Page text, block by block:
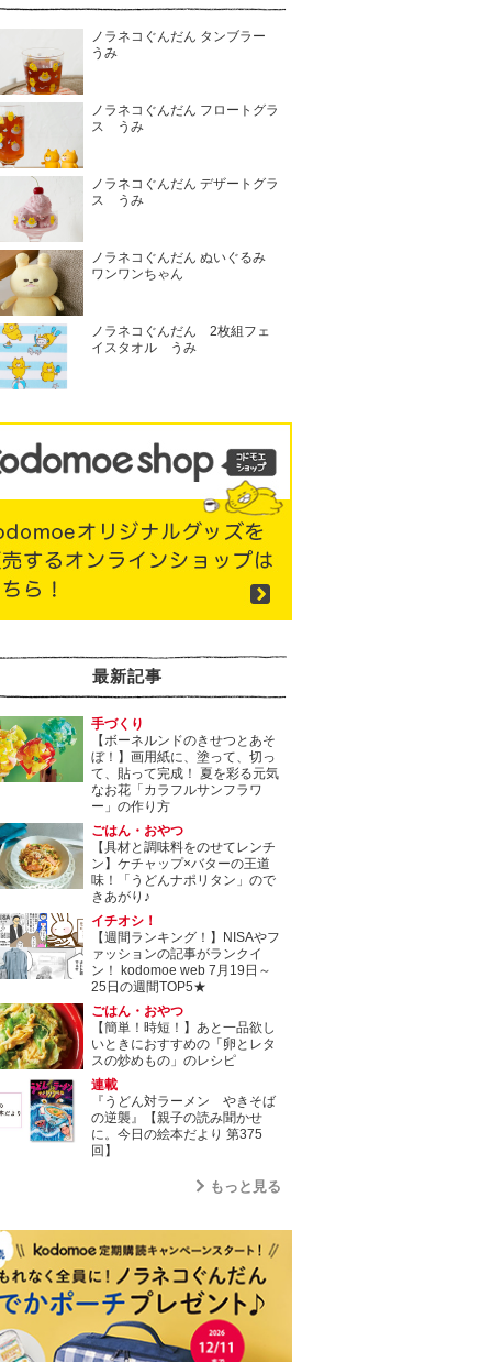
ノラネコぐんだん タンブラー
うみ
ノラネコぐんだん フロートグラ
ス うみ
ノラネコぐんだん デザートグラ
ス うみ
ノラネコぐんだん ぬいぐるみ
ワンワンちゃん
ノラネコぐんだん 2枚組フェ
イスタオル うみ
最新記事
手づくり
【ボーネルンドのきせつとあそ
ぼ！】画用紙に、塗って、切っ
て、貼って完成！ 夏を彩る元気
なお花「カラフルサンフラワ
ー」の作り方
ごはん・おやつ
【具材と調味料をのせてレンチ
ン】ケチャップ×バターの王道
味！「うどんナポリタン」ので
きあがり♪
イチオシ！
【週間ランキング！】NISAやフ
ァッションの記事がランクイ
ン！ kodomoe web 7月19日～
25日の週間TOP5★
ごはん・おやつ
【簡単！時短！】あと一品欲し
いときにおすすめの「卵とレタ
スの炒めもの」のレシピ
連載
『うどん対ラーメン やきそば
の逆襲』【親子の読み聞かせ
に。今日の絵本だより 第375
回】
もっと見る